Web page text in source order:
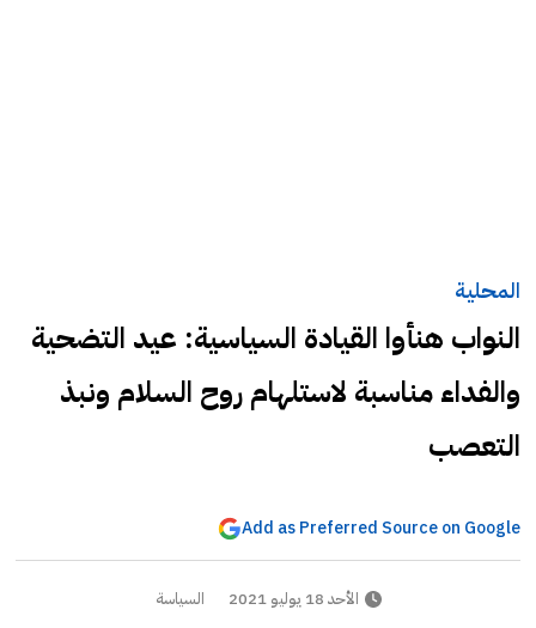
المحلية
النواب هنأوا القيادة السياسية: عيد التضحية
والفداء مناسبة لاستلهام روح السلام ونبذ
التعصب
Add as Preferred Source on Google
الأحد 18 يوليو 2021 السياسة